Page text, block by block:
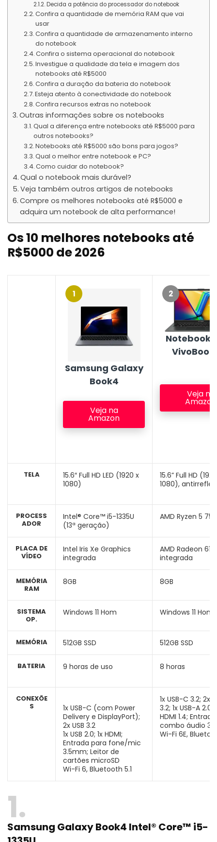
Decida a potência do processador do notebook
Confira a quantidade de memória RAM que vai
usar
Confira a quantidade de armazenamento interno
do notebook
Confira o sistema operacional do notebook
Investigue a qualidade da tela e imagem dos
notebooks até R$5000
Confira a duração da bateria do notebook
Esteja atento à conectividade do notebook
Confira recursos extras no notebook
Outras informações sobre os notebooks
Qual a diferença entre notebooks até R$5000 para
outros notebooks?
Notebooks até R$5000 são bons para jogos?
Qual o melhor entre notebook e PC?
Como cuidar do notebook?
Qual o notebook mais durável?
Veja também outros artigos de notebooks
Compre os melhores notebooks até R$5000 e
adquira um notebook de alta performance!
Os 10 melhores notebooks até
R$5000 de 2026
TELA
PROCESS
ADOR
PLACA DE
VÍDEO
MEMÓRIA
RAM
SISTEMA
OP.
MEMÓRIA
BATERIA
CONEXÕE
S
1
Samsung Galaxy
Book4
Veja na
Amazon
15.6″ Full HD LED (1920 x
1080)
Intel® Core™ i5-1335U
(13ª geração)
Intel Iris Xe Graphics
integrada
8GB
Windows 11 Hom
512GB SSD
9 horas de uso
1x USB-C (com Power
Delivery e DisplayPort);
2x USB 3.2
1x USB 2.0; 1x HDMI;
Entrada para fone/mic
3.5mm; Leitor de
cartões microSD
Wi-Fi 6, Bluetooth 5.1
2
Notebook
VivoBook
Veja na
Amazon
15.6” Full HD
1080),
AMD Ryzen 5
AMD Radeon
integrada
8GB
Windows 11
512GB SSD
8 horas
1x USB-C 3.2; 2x
3.2; 1x USB-A 2.0
HDMI 1.4; Entrada
combo áudio
Wi-Fi 6E,
1
Samsung Galaxy Book4 Intel® Core™ i5-